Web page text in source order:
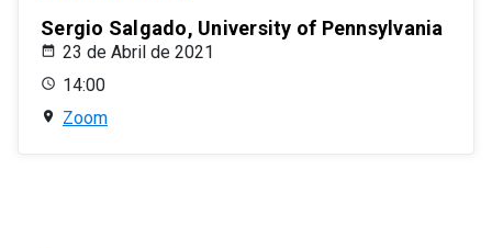
Sergio Salgado, University of Pennsylvania
23 de Abril de 2021
14:00
Zoom